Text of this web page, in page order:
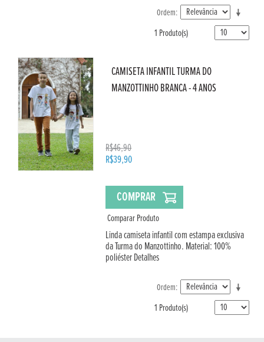
Ordem
1 Produto(s)
CAMISETA INFANTIL TURMA DO
MANZOTTINHO BRANCA - 4 ANOS
R$46,90
R$39,90
COMPRAR
Comparar Produto
Linda camiseta infantil com estampa exclusiva
da Turma do Manzottinho. Material: 100%
poliésterDetalhes
Ordem
1 Produto(s)